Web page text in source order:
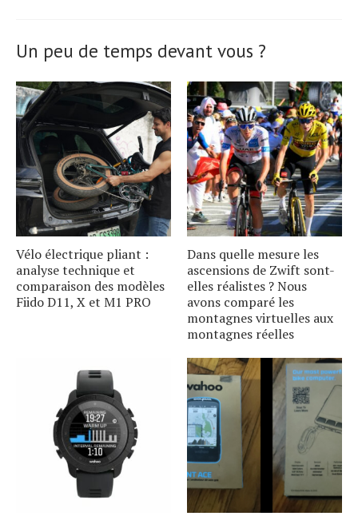
Un peu de temps devant vous ?
Vélo électrique pliant :
analyse technique et
comparaison des modèles
Fiido D11, X et M1 PRO
Dans quelle mesure les
ascensions de Zwift sont-
elles réalistes ? Nous
avons comparé les
montagnes virtuelles aux
montagnes réelles